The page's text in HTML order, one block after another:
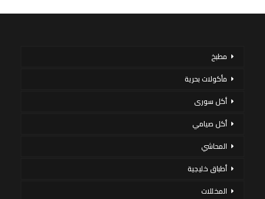
مطبخ
مأكولات بحرية
أكل سورى
أكل صيامي
المحاشي
أطباق خليجية
المخللات